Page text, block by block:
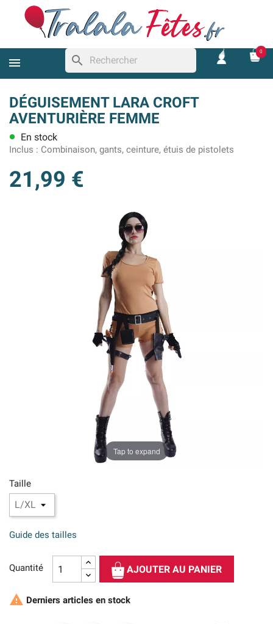
search
0
DÉGUISEMENT LARA CROFT
AVENTURIÈRE FEMME
lens En stock
Inclus : Combinaison, gants, ceinture, étuis de pistolets
21,99 €
Tap to expand
Taille
Guide des tailles
Quantité AJOUTER AU PANIER
 Derniers articles en stock